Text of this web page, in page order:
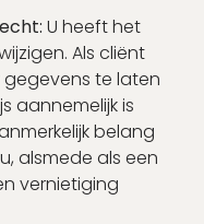
U heeft het
Als cliënt
te laten
aannemelijk is
belang
alsmede als een
vernietiging